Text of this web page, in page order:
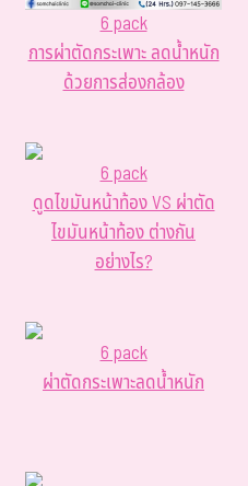
6 pack
การผ่าตัดกระเพาะ ลดน้ำหนัก
ด้วยการส่องกล้อง
6 pack
ดูดไขมันหน้าท้อง VS ผ่าตัด
ไขมันหน้าท้อง ต่างกัน
อย่างไร?
6 pack
ผ่าตัดกระเพาะลดน้ำหนัก